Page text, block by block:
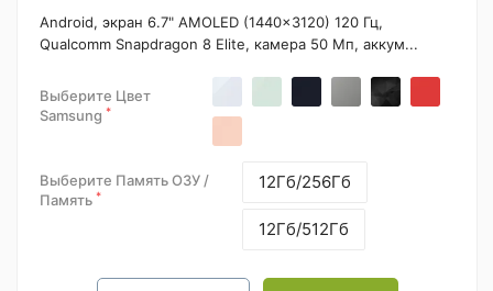
Android, экран 6.7" AMOLED (1440x3120) 120 Гц,
Qualcomm Snapdragon 8 Elite, камера 50 Мп, аккум...
Выберите Цвет
Samsung *
Выберите Память ОЗУ /
Память *
12Гб/256Гб
12Гб/512Гб